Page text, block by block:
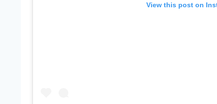
View this post on